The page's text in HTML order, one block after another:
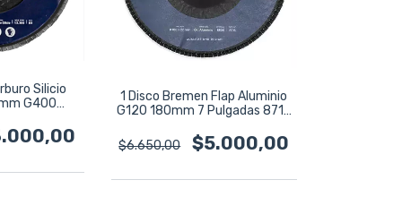
Silicio
G400
1 Disco Bremen Flap Aluminio
G120 180mm 7 Pulgadas 8713
$6.650,00
$5.000,00